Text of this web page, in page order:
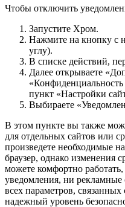
Чтобы отключить
Запустите Хром.
Нажмите на кнопку с
углу).
В списке действий,
Далее открываете
«Конфиденциальность
пункт «Настройки
Выбираете
В этом пункте вы также
для отдельных сайтов или
произведете необходимые
браузер, однако изменения
можете комфортно
уведомления, ни
всех параметров, связанных
надежный уровень